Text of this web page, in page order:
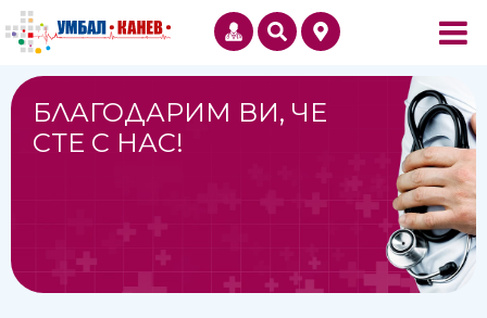
БЛАГОДАРИМ ВИ, ЧЕ
СТЕ С НАС!